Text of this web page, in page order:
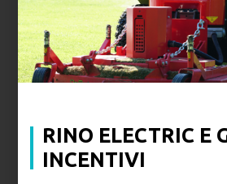
LEGGI
GLI
RINO ELECTRIC E
INCENTIVI